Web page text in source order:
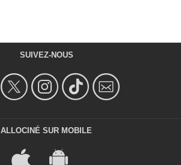
SUIVEZ-NOUS
ALLOCINÉ SUR MOBILE